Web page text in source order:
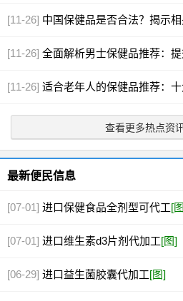
[11-26] 中国保健品是否合法？揭示
[11-26] 全面解析男士保健品推荐：
[11-26] 适合老年人的保健品推荐：
查看更多热点资
最新便民信息
[07-01] 进口保健食品全剂型可代工[
[07-01] 进口维生素d3片剂代加工[图]
[06-29] 进口益生菌胶囊代加工[图]